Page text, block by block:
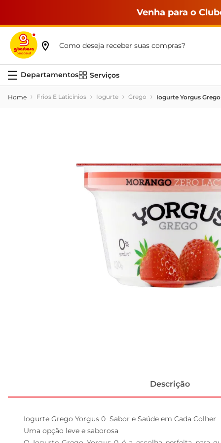
Venha para o
Como deseja receber suas compras?
Serviços
Frios E Laticínios Iogurte Grego Iogurte Yorgus
Descrição
Iogurte Grego Yorgus 0  Sabor e Saúde em Cada Colher
Uma opção leve e saborosa